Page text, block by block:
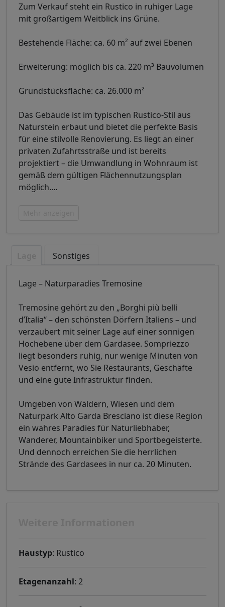
Zum Verkauf steht ein Rustico in ruhiger Lage
mit großartigem Weitblick ins Grüne.
Bestehende Fläche: ca. 60 m² auf zwei Ebenen
Erweiterung: möglich bis ca. 220 m³ Bauvolumen
Grundstücksfläche: ca. 26.000 m²
Das Gebäude ist im typischen Rustico-Stil aus
Naturstein erbaut und bietet die perfekte Basis
für eine stilvolle Renovierung. Es liegt an einer
privaten Zufahrtsstraße und ist bereits
projektiert – die Umwandlung in Wohnraum ist
gemäß dem gültigen Flächennutzungsplan
möglich.…
Sonstiges
Lage – Naturparadies Tremosine
Tremosine gehört zu den „Borghi più belli
d’Italia“ – den schönsten Dörfern Italiens – und
verzaubert mit seiner Lage auf einer sonnigen
Hochebene über dem Gardasee. Sompriezzo
liegt besonders ruhig, nur wenige Minuten von
Vesio entfernt, wo Sie Restaurants, Geschäfte
und eine gute Infrastruktur finden.
Umgeben von Wäldern, Wiesen und dem
Naturpark Alto Garda Bresciano ist diese Region
ein wahres Paradies für Naturliebhaber,
Wanderer, Mountainbiker und Sportbegeisterte.
Und dennoch erreichen Sie die herrlichen
Strände des Gardasees in nur ca. 20 Minuten.
Haustyp: Rustico
Etagenanzahl: 2